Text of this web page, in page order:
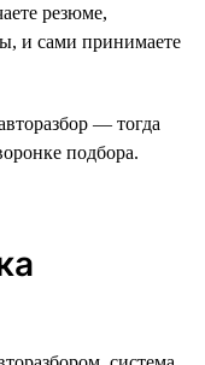
резюме,
и сами принимаете
— тогда
подбора.